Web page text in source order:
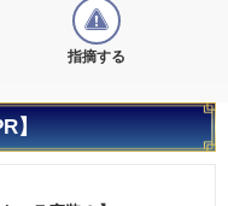
指摘する
】